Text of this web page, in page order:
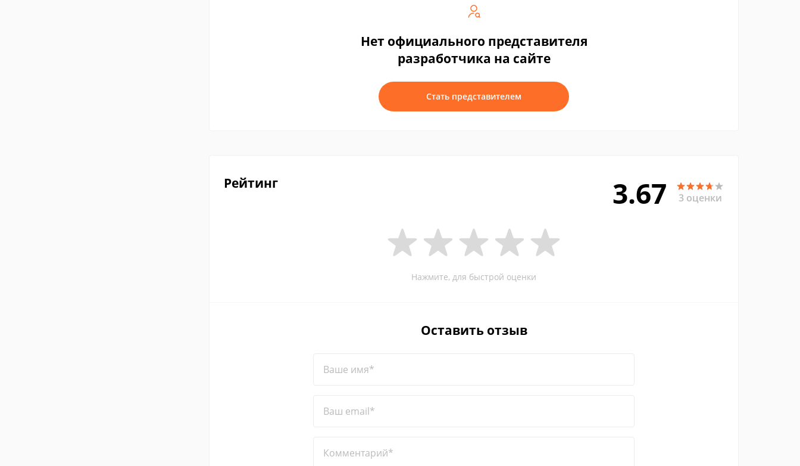
Нет официального представителя
разработчика на сайте
Стать представителем
Рейтинг 3.67 3 оценки
Нажмите, для быстрой оценки
Оставить отзыв
Ваше имя*
Ваш email*
Комментарий*